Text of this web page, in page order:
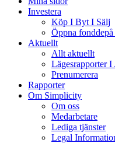
Investera
Köp I Byt I Sälj
Öppna
Aktuellt
Allt aktuellt
Lägesrapporter
Prenumerera
Rapporter
Om Simplicity
Om oss
Medarbetare
Lediga tjänster
Legal